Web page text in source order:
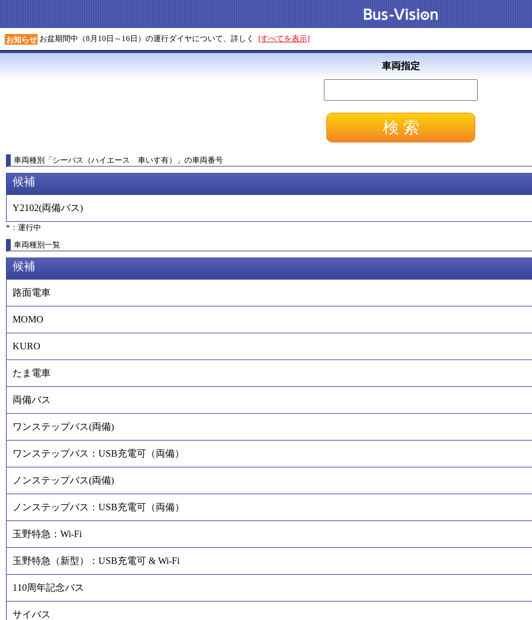
お知らせ お盆期間中（8月10日～16日）の運行ダイヤについて、詳しく [すべてを表示]
車両指定
車両種別 「シーバス（ハイエース 車いす有） 」 の車両番号
候補
Y2102(両備バス)
*：運行中
車両種別一覧
候補
路面電車
MOMO
KURO
たま電車
両備バス
ワンステップバス(両備)
ワンステップバス：USB充電可（両備）
ノンステップバス(両備)
ノンステップバス：USB充電可（両備）
玉野特急：Wi-Fi
玉野特急（新型）：USB充電可 & Wi-Fi
110周年記念バス
サイバス